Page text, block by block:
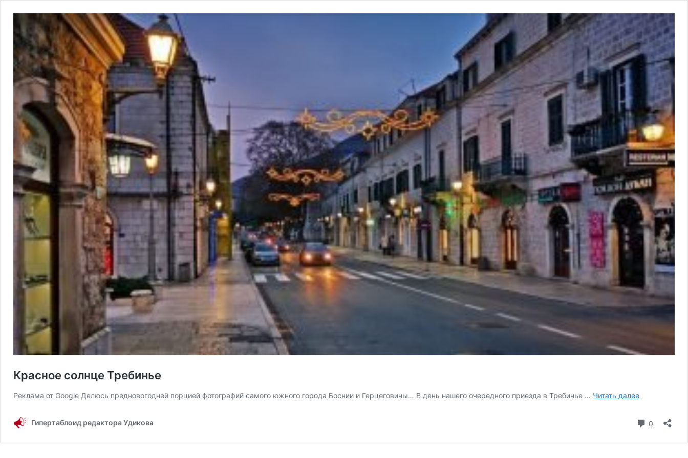
Красное солнце Требинье
Реклама от Google Делюсь предновогодней порцией фотографий самого южного города Боснии и Герцеговины… В день нашего очередного приезда в Требинье … Читать далееКрасное
Гипертаблоид редактора Удикова 0